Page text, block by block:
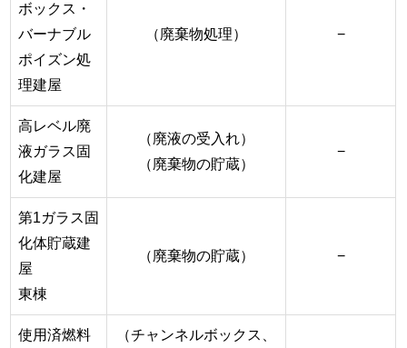
ボックス・
バーナブル
ポイズン処
理建屋
（廃棄物処理） −
高レベル廃
液ガラス固
化建屋
（廃液の受入れ）
（廃棄物の貯蔵）
−
第1ガラス固
化体貯蔵建
屋
東棟
（廃棄物の貯蔵） −
使用済燃料
（チャンネルボックス、